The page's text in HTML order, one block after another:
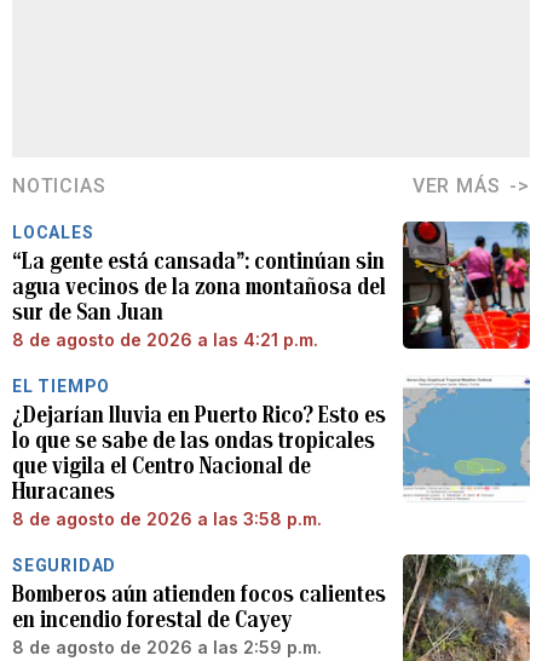
NOTICIAS VER MÁS
LOCALES
“La gente está cansada”: continúan sin
agua vecinos de la zona montañosa del
sur de San Juan
8 de agosto de 2026 a las 4:21 p.m.
EL TIEMPO
¿Dejarían lluvia en Puerto Rico? Esto es
lo que se sabe de las ondas tropicales
que vigila el Centro Nacional de
Huracanes
8 de agosto de 2026 a las 3:58 p.m.
SEGURIDAD
Bomberos aún atienden focos calientes
en incendio forestal de Cayey
8 de agosto de 2026 a las 2:59 p.m.